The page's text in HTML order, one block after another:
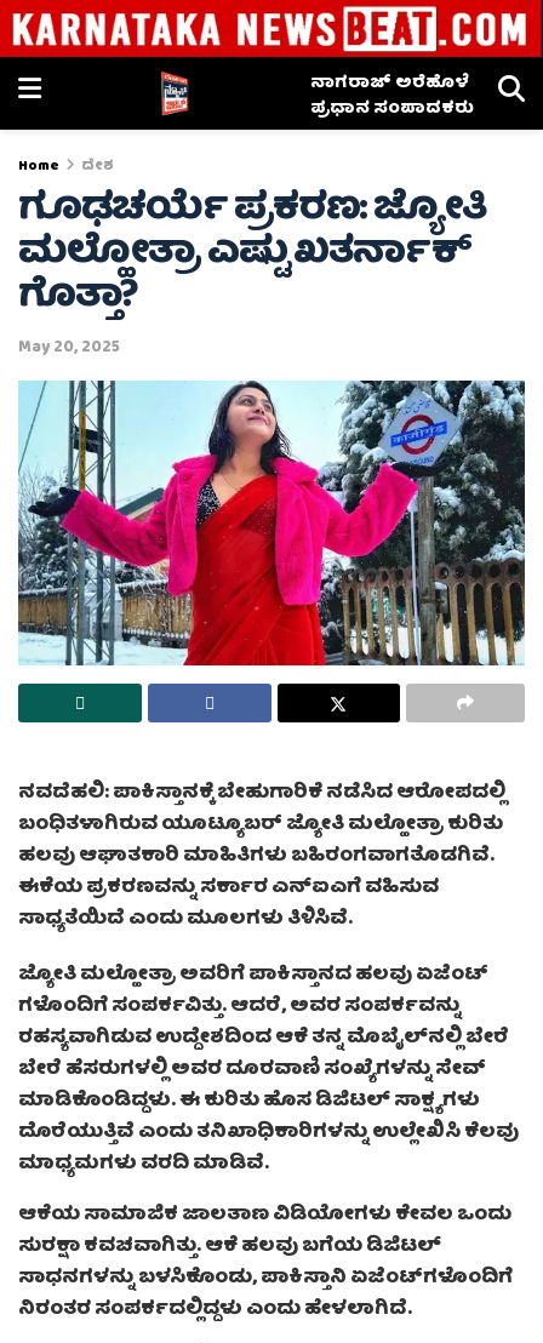
ನಾಗರಾಜ್ ಅರೆಹೊಳೆ
ಪ್ರಧಾನ ಸಂಪಾದಕರು
Home ದೇಶ
ಗೂಢಚರ್ಯೆ ಪ್ರಕರಣ: ಜ್ಯೋತಿ
ಮಲ್ಹೋತ್ರಾ ಎಷ್ಟು ಖತರ್ನಾಕ್
ಗೊತ್ತಾ?
May 20, 2025
ನವದೆಹಲಿ: ಪಾಕಿಸ್ತಾನಕ್ಕೆ ಬೇಹುಗಾರಿಕೆ ನಡೆಸಿದ ಆರೋಪದಲ್ಲಿ
ಬಂಧಿತಳಾಗಿರುವ ಯೂಟ್ಯೂಬರ್ ಜ್ಯೋತಿ ಮಲ್ಹೋತ್ರಾ ಕುರಿತು
ಹಲವು ಆಘಾತಕಾರಿ ಮಾಹಿತಿಗಳು ಬಹಿರಂಗವಾಗತೊಡಗಿವೆ.
ಈಕೆಯ ಪ್ರಕರಣವನ್ನು ಸರ್ಕಾರ ಎನ್ಐಎಗೆ ವಹಿಸುವ
ಸಾಧ್ಯತೆಯಿದೆ ಎಂದು ಮೂಲಗಳು ತಿಳಿಸಿವೆ.
ಜ್ಯೋತಿ ಮಲ್ಹೋತ್ರಾ ಅವರಿಗೆ ಪಾಕಿಸ್ತಾನದ ಹಲವು ಏಜೆಂಟ್
ಗಳೊಂದಿಗೆ ಸಂಪರ್ಕವಿತ್ತು. ಆದರೆ, ಅವರ ಸಂಪರ್ಕವನ್ನು
ರಹಸ್ಯವಾಗಿಡುವ ಉದ್ದೇಶದಿಂದ ಆಕೆ ತನ್ನ ಮೊಬೈಲ್‌ನಲ್ಲಿ ಬೇರೆ
ಬೇರೆ ಹೆಸರುಗಳಲ್ಲಿ ಅವರ ದೂರವಾಣಿ ಸಂಖ್ಯೆಗಳನ್ನು ಸೇವ್
ಮಾಡಿಕೊಂಡಿದ್ದಳು. ಈ ಕುರಿತು ಹೊಸ ಡಿಜಿಟಲ್ ಸಾಕ್ಷ್ಯಗಳು
ದೊರೆಯುತ್ತಿವೆ ಎಂದು ತನಿಖಾಧಿಕಾರಿಗಳನ್ನು ಉಲ್ಲೇಖಿಸಿ ಕೆಲವು
ಮಾಧ್ಯಮಗಳು ವರದಿ ಮಾಡಿವೆ.
ಆಕೆಯ ಸಾಮಾಜಿಕ ಜಾಲತಾಣ ವಿಡಿಯೋಗಳು ಕೇವಲ ಒಂದು
ಸುರಕ್ಷಾ ಕವಚವಾಗಿತ್ತು. ಆಕೆ ಹಲವು ಬಗೆಯ ಡಿಜಿಟಲ್
ಸಾಧನಗಳನ್ನು ಬಳಸಿಕೊಂಡು, ಪಾಕಿಸ್ತಾನಿ ಏಜೆಂಟ್‌ಗಳೊಂದಿಗೆ
ನಿರಂತರ ಸಂಪರ್ಕದಲ್ಲಿದ್ದಳು ಎಂದು ಹೇಳಲಾಗಿದೆ.